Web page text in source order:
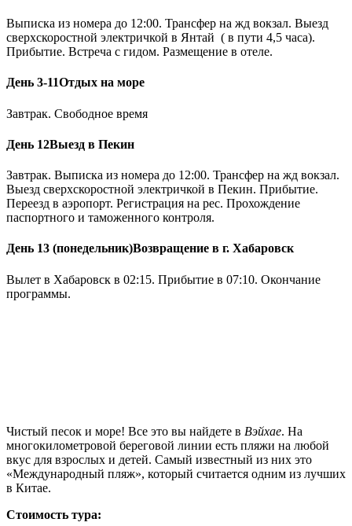
Выписка из номера до 12:00. Трансфер на жд вокзал. Выезд
сверхскоростной электричкой в Янтай ( в пути 4,5 часа).
Прибытие. Встреча с гидом. Размещение в отеле.
День 3-11Отдых на море
Завтрак. Свободное время
День 12Выезд в Пекин
Завтрак. Выписка из номера до 12:00. Трансфер на жд вокзал.
Выезд сверхскоростной электричкой в Пекин. Прибытие.
Переезд в аэропорт. Регистрация на рес. Прохождение
паспортного и таможенного контроля.
День 13 (понедельник)Возвращение в г. Хабаровск
Вылет в Хабаровск в 02:15. Прибытие в 07:10. Окончание
программы.
Чистый песок и море! Все это вы найдете в Вэйхае. На
многокилометровой береговой линии есть пляжи на любой
вкус для взрослых и детей. Самый известный из них это
«Международный пляж», который считается одним из лучших
в Китае.
Стоимость тура: